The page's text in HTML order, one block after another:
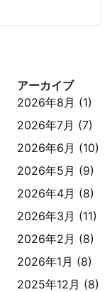
アーカイブ
2026年8月 (1)
2026年7月 (7)
2026年6月 (10)
2026年5月 (9)
2026年4月 (8)
2026年3月 (11)
2026年2月 (8)
2026年1月 (8)
2025年12月 (8)